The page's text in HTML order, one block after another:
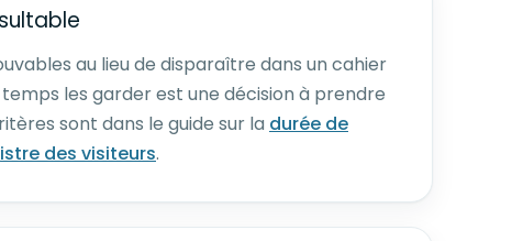
au lieu de disparaître dans un cahier
les garder est une décision à prendre
sont dans le guide sur la durée de
des visiteurs.